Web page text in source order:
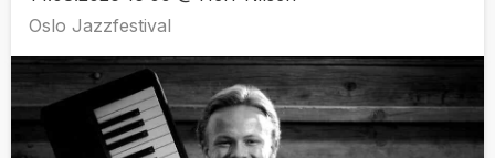
Oslo Jazzfestival